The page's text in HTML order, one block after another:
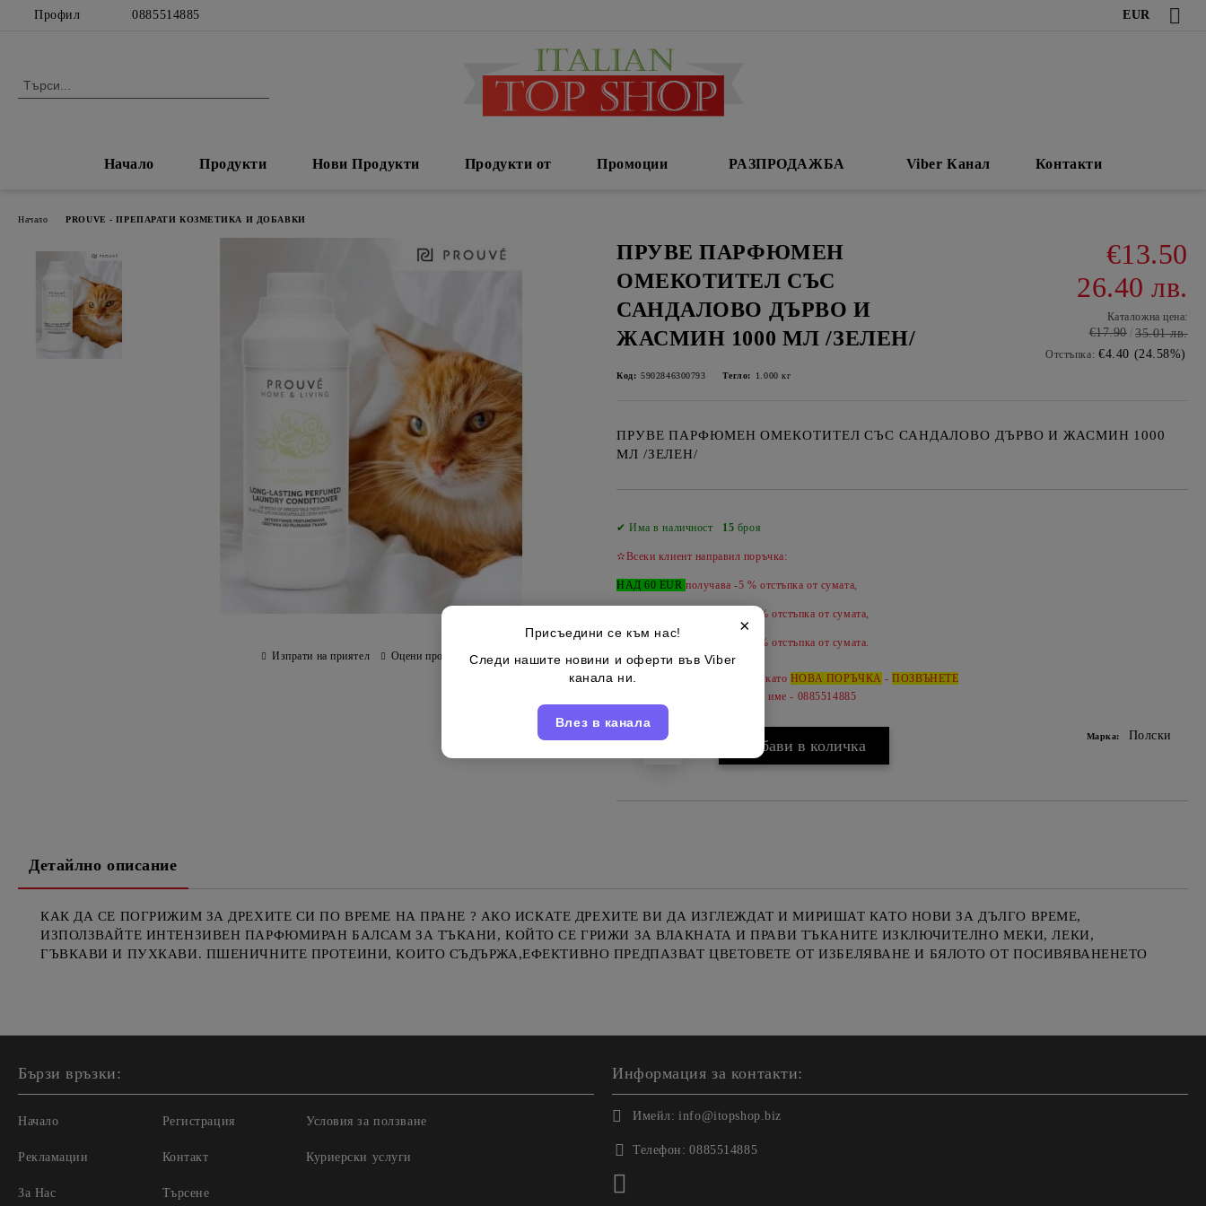
Профил 0885514885 EUR
Начало Продукти Нови Продукти Продукти от Промоции РАЗПРОДАЖБА Viber Канал Контакти
Начало PROUVE - ПРЕПАРАТИ КОЗМЕТИКА И ДОБАВКИ
ПРУВЕ ПАРФЮМЕН
ОМЕКОТИТЕЛ СЪС
САНДАЛОВО ДЪРВО И
ЖАСМИН 1000 МЛ /ЗЕЛЕН/
€13.50
26.40 лв.
Каталожна цена:
€17.90 35.01 лв.
Отстъпка: €4.40 (24.58%)
Код: 5902846300793 Тегло: 1.000 кг
ПРУВЕ ПАРФЮМЕН ОМЕКОТИТЕЛ СЪС САНДАЛОВО ДЪРВО И ЖАСМИН 1000
МЛ /ЗЕЛЕН/
✔ Има в наличност 15 броя
✫Всеки клиент направил поръчка:
НАД 60 EURполучава -5 % отстъпка от сумата,
получава -10 % отстъпка от сумата,
15 %отстъпка от сумата.
Може да допълвате продукти като НОВА ПОРЪЧКА -ПОЗВЪНЕТЕ
за да ги обединим под вашето име - 0885514885
Марка: Полски
Изпрати на приятел Оцени продукта
Детайлно описание
КАК ДА СЕ ПОГРИЖИМ ЗА ДРЕХИТЕ СИ ПО ВРЕМЕ НА ПРАНЕ ? АКО ИСКАТЕ ДРЕХИТЕ ВИ ДА ИЗГЛЕЖДАТ И МИРИШАТ КАТО НОВИ ЗА ДЪЛГО ВРЕМЕ,
ИЗПОЛЗВАЙТЕ ИНТЕНЗИВЕН ПАРФЮМИРАН БАЛСАМ ЗА ТЪКАНИ, КОЙТО СЕ ГРИЖИ ЗА ВЛАКНАТА И ПРАВИ ТЪКАНИТЕ ИЗКЛЮЧИТЕЛНО МЕКИ, ЛЕКИ,
ГЪВКАВИ И ПУХКАВИ. ПШЕНИЧНИТЕ ПРОТЕИНИ, КОИТО СЪДЪРЖА,ЕФЕКТИВНО ПРЕДПАЗВАТ ЦВЕТОВЕТЕ ОТ ИЗБЕЛЯВАНЕ И БЯЛОТО ОТ ПОСИВЯВАНЕНЕТО
Бързи връзки:
Начало
Рекламации
За Нас
Регистрация
Контакт
Търсене
Условия за ползване
Куриерски услуги
Информация за контакти:
Имейл: info@itopshop.biz
Телефон: 0885514885
×
Присъедини се към нас!
Следи нашите новини и оферти във Viber
канала ни.
Влез в канала